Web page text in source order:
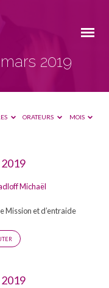
2019
ORATEURS MOIS
Michaël
Mission et d’entraide